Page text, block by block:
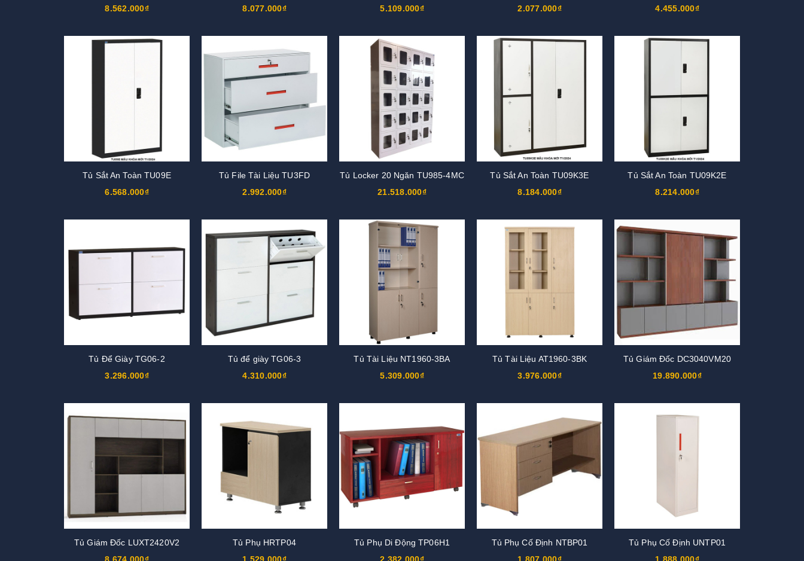
8.562.000₫
8.077.000₫
5.109.000₫
2.077.000₫
4.455.000₫
Tủ Sắt An Toàn TU09E
6.568.000₫
Tủ File Tài Liệu TU3FD
2.992.000₫
Tủ Locker 20 Ngăn TU985-4MC
21.518.000₫
Tủ Sắt An Toàn TU09K3E
8.184.000₫
Tủ Sắt An Toàn TU09K2E
8.214.000₫
Tủ Để Giày TG06-2
3.296.000₫
Tủ để giày TG06-3
4.310.000₫
Tủ Tài Liệu NT1960-3BA
5.309.000₫
Tủ Tài Liệu AT1960-3BK
3.976.000₫
Tủ Giám Đốc DC3040VM20
19.890.000₫
Tủ Giám Đốc LUXT2420V2
Tủ Phụ HRTP04
Tủ Phụ Di Động TP06H1
Tủ Phụ Cố Định NTBP01
Tủ Phụ Cố Định UNTP01